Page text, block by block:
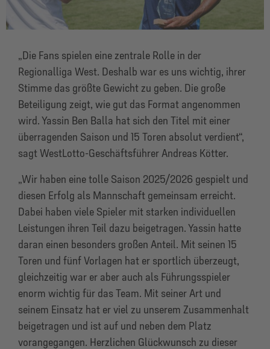
„Die Fans spielen eine zentrale Rolle in der
Regionalliga West. Deshalb war es uns wichtig, ihrer
Stimme das größte Gewicht zu geben. Die große
Beteiligung zeigt, wie gut das Format angenommen
wird. Yassin Ben Balla hat sich den Titel mit einer
überragenden Saison und 15 Toren absolut verdient“,
sagt WestLotto-Geschäftsführer Andreas Kötter.
„Wir haben eine tolle Saison 2025/2026 gespielt und
diesen Erfolg als Mannschaft gemeinsam erreicht.
Dabei haben viele Spieler mit starken individuellen
Leistungen ihren Teil dazu beigetragen. Yassin hatte
daran einen besonders großen Anteil. Mit seinen 15
Toren und fünf Vorlagen hat er sportlich überzeugt,
gleichzeitig war er aber auch als Führungsspieler
enorm wichtig für das Team. Mit seiner Art und
seinem Einsatz hat er viel zu unserem Zusammenhalt
beigetragen und ist auf und neben dem Platz
vorangegangen. Herzlichen Glückwunsch zu dieser